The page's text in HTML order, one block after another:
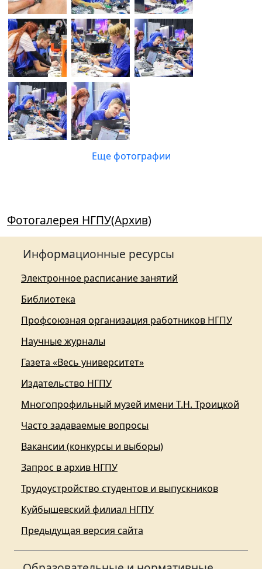
Еще фотографии
Фотогалерея НГПУ(Архив)
Информационные ресурсы
Электронное расписание занятий
Библиотека
Профсоюзная организация работников НГПУ
Научные журналы
Газета «Весь университет»
Издательство НГПУ
Многопрофильный музей имени Т.Н. Троицкой
Часто задаваемые вопросы
Вакансии (конкурсы и выборы)
Запрос в архив НГПУ
Трудоустройство студентов и выпускников
Куйбышевский филиал НГПУ
Предыдущая версия сайта